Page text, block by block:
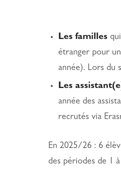
Les familles
étranger pour
année). Lors du
Les
année des
recrutés via
En 2025/26 : 6
des périodes de 1